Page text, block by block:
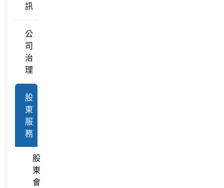
訊
公
司
治
理
股
東
服
務
股
東
會